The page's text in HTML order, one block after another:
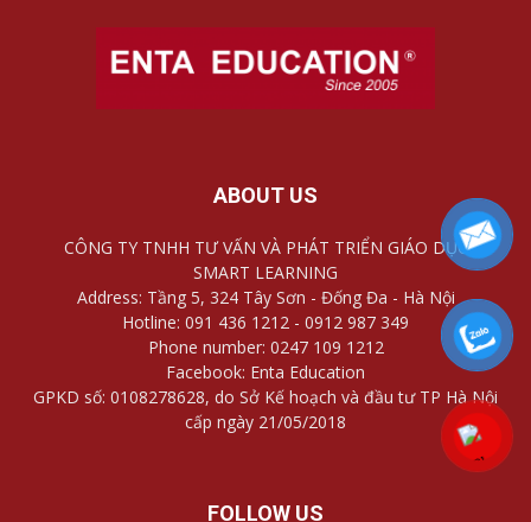
ABOUT US
CÔNG TY TNHH TƯ VẤN VÀ PHÁT TRIỂN GIÁO DỤC
SMART LEARNING
Address: Tầng 5, 324 Tây Sơn - Đống Đa - Hà Nội
Hotline: 091 436 1212 - 0912 987 349
Phone number: 0247 109 1212
Facebook: Enta Education
GPKD số: 0108278628, do Sở Kế hoạch và đầu tư TP Hà Nội
cấp ngày 21/05/2018
FOLLOW US